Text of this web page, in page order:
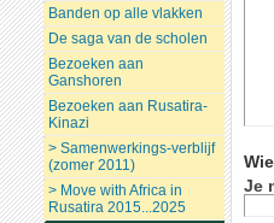
Je
Banden op alle vlakken
De saga van de scholen
Bezoeken aan
Ganshoren
Bezoeken aan Rusatira-
Kinazi
> Samenwerkings-verblijf
(zomer 2011)
> Move with Africa in
Rusatira 2015...2025